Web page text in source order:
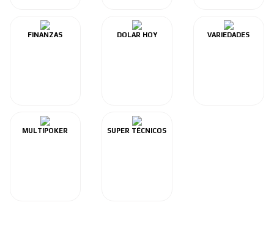
FINANZAS DOLAR HOY VARIEDADES
MULTIPOKER SUPER TÉCNICOS